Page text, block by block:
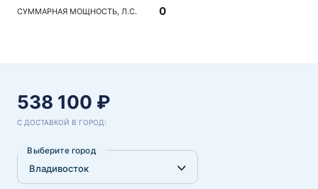
СУММАРНАЯ МОЩНОСТЬ, Л.С. 0
538 100 ₽
С ДОСТАВКОЙ В ГОРОД:
Выберите город